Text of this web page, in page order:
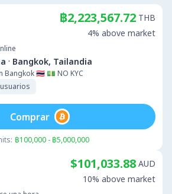
· Bangkok, Tailandia
Bangkok 🇹🇭 💵 NO KYC
฿2,223,567.72 THB
4% above market
฿100,000 - ฿5,000,000
Comprar
$101,033.88 AUD
10% above market